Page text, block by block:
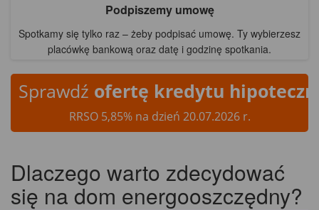
Podpiszemy umowę
Spotkamy się tylko raz – żeby podpisać umowę. Ty wybierzesz
placówkę bankową oraz datę i godzinę spotkania.
Sprawdź ofertę kredytu
RRSO 5,85% na dzień 20.07.2026 r.
Dlaczego warto zdecydować
się na dom energooszczędny?